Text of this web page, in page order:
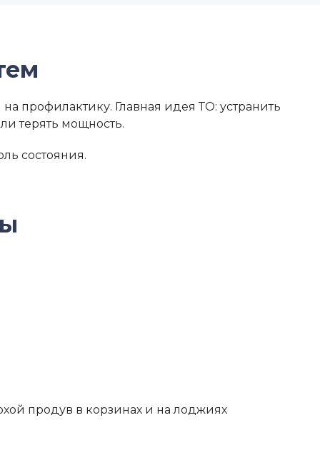
профилактику. Главная идея ТО: устранить
терять мощность.
состояния.
продув в корзинах и на лоджиях